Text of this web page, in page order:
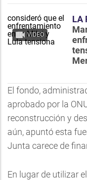
VIDEO
LA
El fondo,
aprobado por la
reconstrucción y
aún, apuntó esta
Junta carece de
En lugar de utilizar